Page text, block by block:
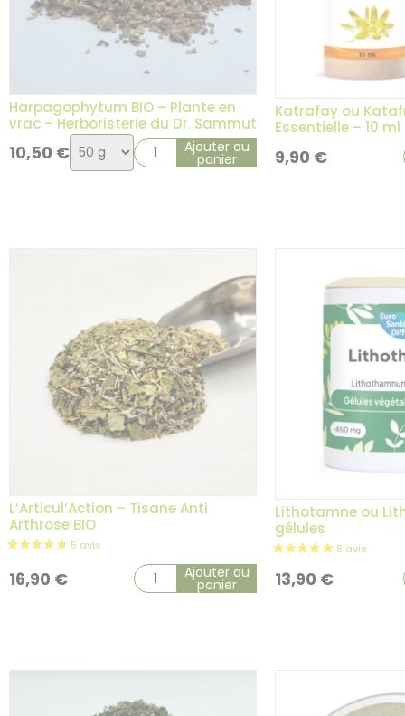
Harpagophytum BIO – Plante en
vrac – Herboristerie du Dr. Sammut
10,50 €Choix
de
Ajouter au
panier
Katrafay ou
Essentielle – 10 ml
9,90 €
L’Articul’Action – Tisane Anti
Arthrose BIO
16,90 € Ajouter au
panier
Lithotamne ou
gélules
13,90 €